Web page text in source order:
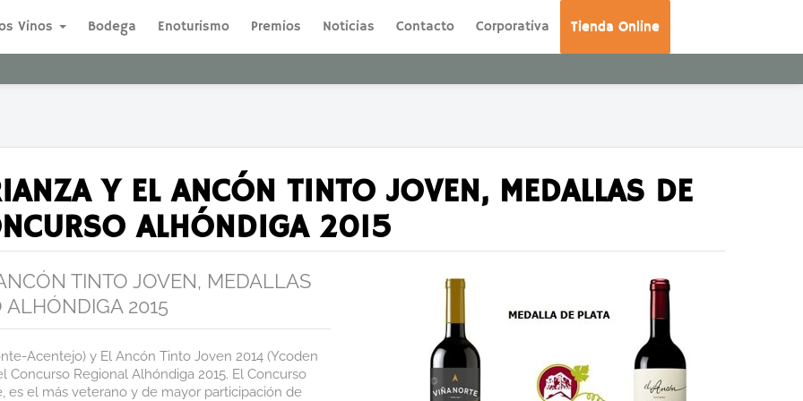
Vinos Bodega Enoturismo Premios Noticias Contacto Corporativa Tienda Online
Y EL ANCÓN TINTO JOVEN, MEDALLAS DE
ALHÓNDIGA 2015
TINTO JOVEN, MEDALLAS
ALHÓNDIGA 2015
Acentejo) y El Ancón Tinto Joven 2014 (Ycoden
Concurso Regional Alhóndiga 2015. El Concurso
es el más veterano y de mayor participación de